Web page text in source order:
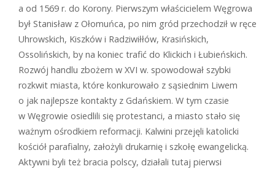
a od 1569 r. do Korony. Pierwszym właścicielem Węgrowa
był Stanisław z Ołomuńca, po nim gród przechodził w ręce
Uhrowskich, Kiszków i Radziwiłłów, Krasińskich,
Ossolińskich, by na koniec trafić do Klickich i Łubieńskich.
Rozwój handlu zbożem w XVI w. spowodował szybki
rozkwit miasta, które konkurowało z sąsiednim Liwem
o jak najlepsze kontakty z Gdańskiem. W tym czasie
w Węgrowie osiedlili się protestanci, a miasto stało się
ważnym ośrodkiem reformacji. Kalwini przejęli katolicki
kościół parafialny, założyli drukarnię i szkołę ewangelicką.
Aktywni byli też bracia polscy, działali tutaj pierwsi